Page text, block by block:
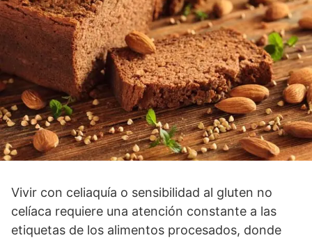
Vivir con celiaquía o sensibilidad al gluten no
celíaca requiere una atención constante a las
etiquetas de los alimentos procesados, donde